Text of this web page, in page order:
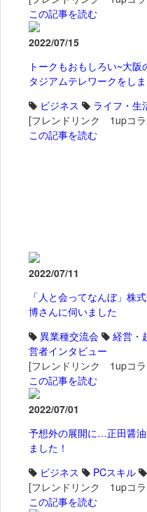
この記事を読む
2022/07/15
トークもおもしろい~大
タジアムテレワークをし
ビジネス
ライフ・生
[フレンドリンク 1upコ
この記事を読む
2022/07/11
「人と会ってなんぼ」株
博さんに伺いました
異業種交流会
経営・
営者インタビュー
[フレンドリンク 1upコ
この記事を読む
2022/07/01
予想外の展開に…正田醤
ました！
ビジネス
PCスキル
[フレンドリンク 1upコ
この記事を読む